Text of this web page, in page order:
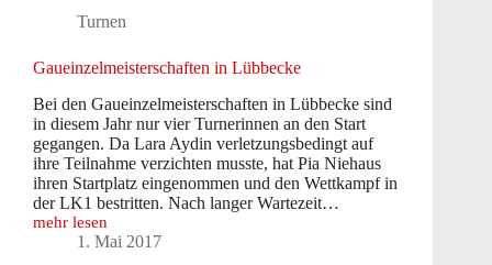
Turnen
Gaueinzelmeisterschaften in Lübbecke
Bei den Gaueinzelmeisterschaften in Lübbecke sind
in diesem Jahr nur vier Turnerinnen an den Start
gegangen. Da Lara Aydin verletzungsbedingt auf
ihre Teilnahme verzichten musste, hat Pia Niehaus
ihren Startplatz eingenommen und den Wettkampf in
der LK1 bestritten. Nach langer Wartezeit…
mehr lesen
Gaueinzelmeisterschaften
1. Mai 2017